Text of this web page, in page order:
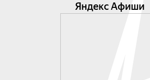
Яндекс Афиши